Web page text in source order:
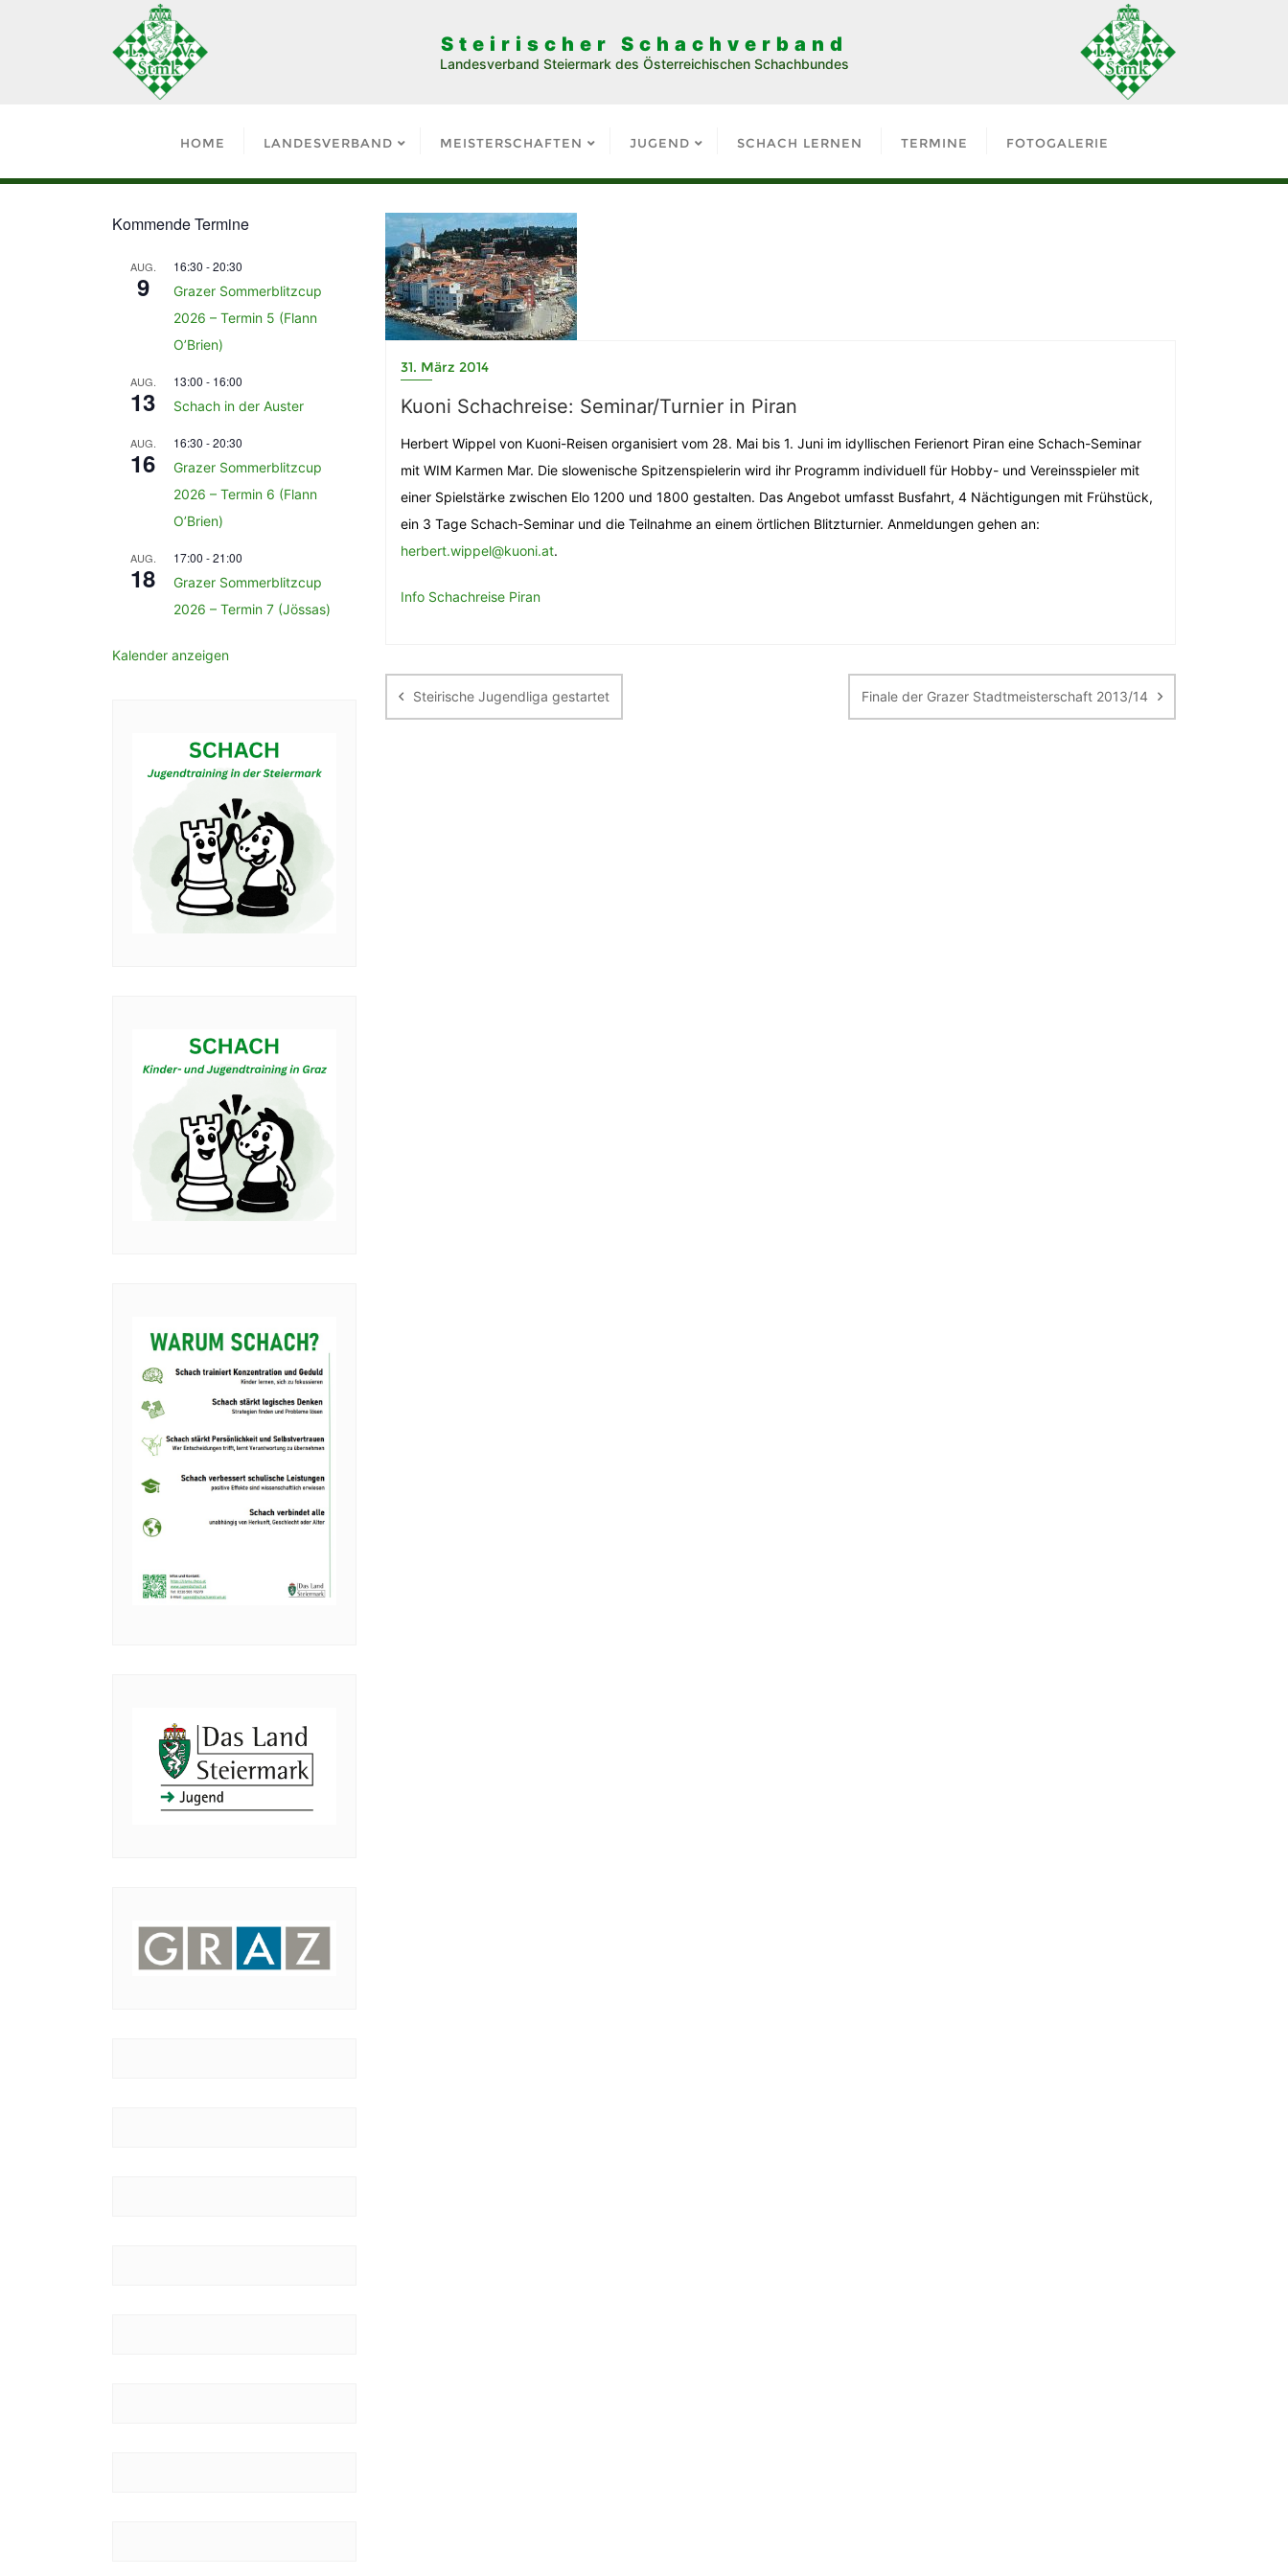
Steirischer Schachverband
Landesverband Steiermark des Österreichischen Schachbundes
HOME LANDESVERBAND MEISTERSCHAFTEN JUGEND SCHACH LERNEN TERMINE FOTOGALERIE
31. März 2014
Kuoni Schachreise: Seminar/Turnier in Piran
Herbert Wippel von Kuoni-Reisen organisiert vom 28. Mai bis 1. Juni im idyllischen Ferienort Piran eine Schach-Seminar
mit WIM Karmen Mar. Die slowenische Spitzenspielerin wird ihr Programm individuell für Hobby- und Vereinsspieler mit
einer Spielstärke zwischen Elo 1200 und 1800 gestalten. Das Angebot umfasst Busfahrt, 4 Nächtigungen mit Frühstück,
ein 3 Tage Schach-Seminar und die Teilnahme an einem örtlichen Blitzturnier. Anmeldungen gehen an:
herbert.wippel@kuoni.at.
Info Schachreise Piran
Steirische Jugendliga gestartet Finale der Grazer Stadtmeisterschaft 2013/14
Kommende Termine
AUG.
9
16:30 -20:30
Grazer Sommerblitzcup
2026 – Termin 5 (Flann
O’Brien)
AUG.
13
13:00 - 16:00
Schach in der Auster
AUG.
16
16:30 -20:30
Grazer Sommerblitzcup
2026 – Termin 6 (Flann
O’Brien)
AUG.
18
17:00 -21:00
Grazer Sommerblitzcup
2026 – Termin 7 (Jössas)
Kalender anzeigen